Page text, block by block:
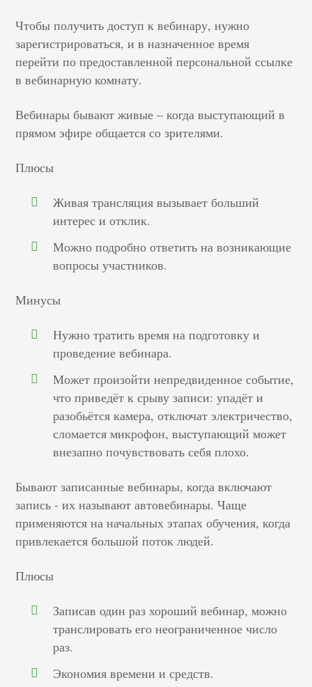
Чтобы получить доступ к вебинару, нужно
зарегистрироваться, и в назначенное время
перейти по предоставленной персональной ссылке
в вебинарную комнату.
Вебинары бывают живые – когда выступающий в
прямом эфире общается со зрителями.
Плюсы
Живая трансляция вызывает больший
интерес и отклик.
Можно подробно ответить на возникающие
вопросы участников.
Минусы
Нужно тратить время на подготовку и
проведение вебинара.
Может произойти непредвиденное событие,
что приведёт к срыву записи: упадёт и
разобьётся камера, отключат электричество,
сломается микрофон, выступающий может
внезапно почувствовать себя плохо.
Бывают записанные вебинары, когда включают
запись - их называют автовебинары. Чаще
применяются на начальных этапах обучения, когда
привлекается большой поток людей.
Плюсы
Записав один раз хороший вебинар, можно
транслировать его неограниченное число
раз.
Экономия времени и средств.